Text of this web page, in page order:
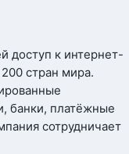
доступ к интернет-
стран мира.
банки, платёжные
сотрудничает